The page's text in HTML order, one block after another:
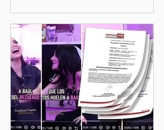
73 avenidas durante 2026,
el gobernador Alejandro
Armenta Mier supervisó la
rehabilitación de la
Avenida 105 Poniente, obra
que registra 44 por ciento
de avance y forma parte del
programa estatal para
recuperar vialidades
prioritarias, fortalecer la